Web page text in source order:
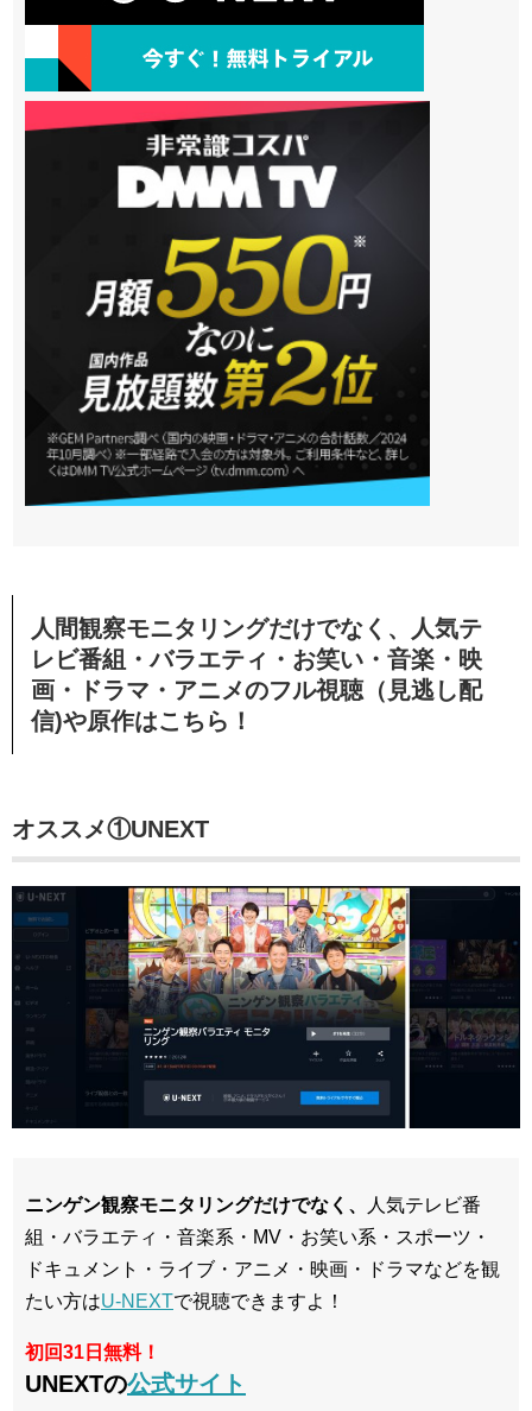
人間観察モニタリングだけでなく、人気テ
レビ番組・バラエティ・お笑い・音楽・映
画・ドラマ・アニメのフル視聴（見逃し配
信)や原作はこちら！
オススメ①UNEXT
ニンゲン観察モニタリングだけでなく、
人気テレビ番
組・バラエティ・音楽系・MV・お笑い系・スポーツ・
ドキュメント・ライブ・アニメ・映画・ドラマなどを観
たい方はU-NEXTで視聴できますよ！
初回31日無料！
UNEXTの公式サイト